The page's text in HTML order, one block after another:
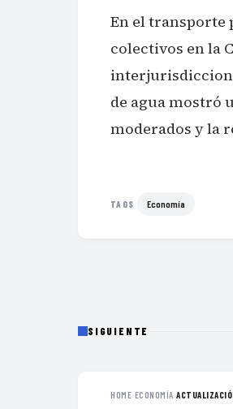
En el transporte
colectivos en la
de agua mostró
moderados y la
TAGS Economía
SIGUIENTE
HOME›ECONOMÍA›